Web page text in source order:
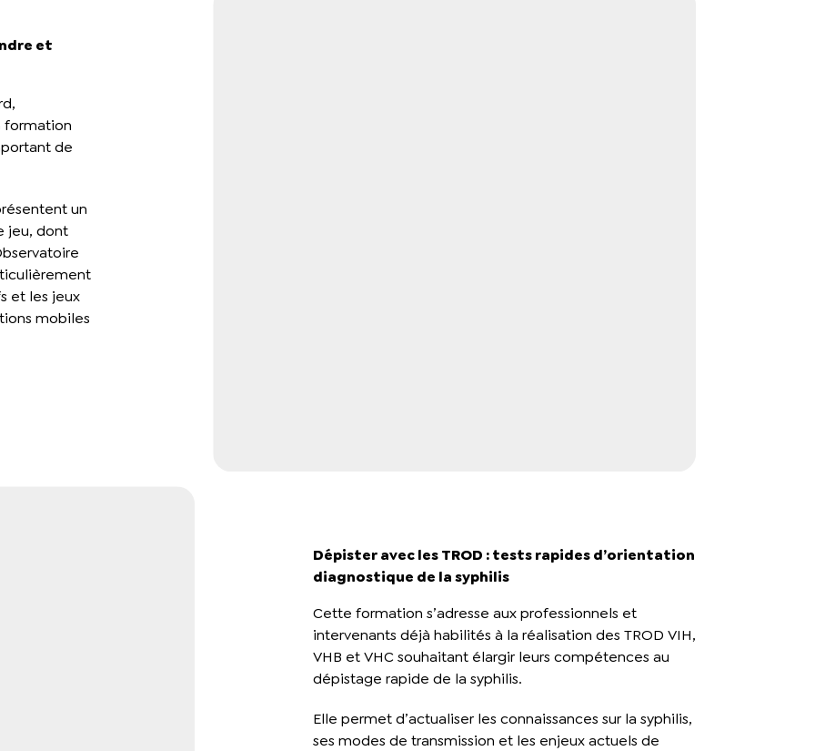
et
formation
de
un
jeu, dont
et les jeux
mobiles
Dépister avec les TROD : tests rapides d’orientation
diagnostique de la syphilis
Cette formation s’adresse aux professionnels et
intervenants déjà habilités à la réalisation des TROD VIH,
VHB et VHC souhaitant élargir leurs compétences au
dépistage rapide de la syphilis.
Elle permet d’actualiser les connaissances sur la syphilis,
ses modes de transmission et les enjeux actuels de